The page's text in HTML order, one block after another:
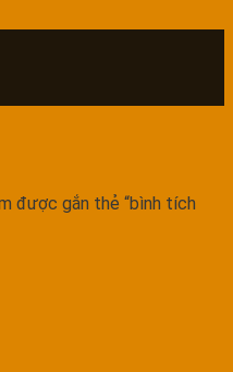
được gắn thẻ “bình tích